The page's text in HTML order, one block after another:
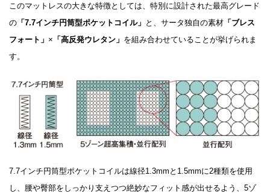
このマットレスの大きな特徴としては、特別に設計された最高グレード
の「7.7インチ円筒型ポケットコイル」 と、サータ独自の素材「ブレス
フォート」 × 「高反発ウレタン」 を組み合わせていることが挙げられま
す。
7.7インチ円筒型ポケットコイルは線径1.3mmと1.5mmに2種類を使用
し、腰や臀部をしっかり支えつつ絶妙なフィット感が出せるよう、5ゾ